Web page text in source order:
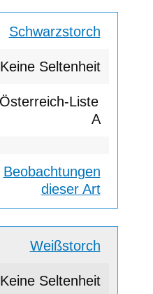
Schwarzstorch
Keine Seltenheit
A
Beobachtungen
dieser Art
Weißstorch
Keine Seltenheit